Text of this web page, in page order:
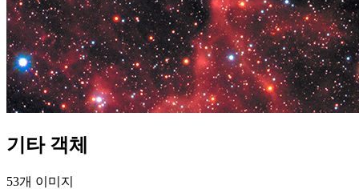
기타 객체
53개 이미지